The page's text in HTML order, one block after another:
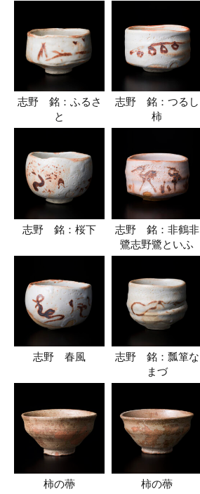
志野 銘：ふるさ
と
志野 銘：つるし
柿
志野 銘：桜下
志野 銘：非鶴非
鷺志野鷺といふ
志野 春風
志野 銘：瓢箪な
まづ
柿の蔕 柿の蔕